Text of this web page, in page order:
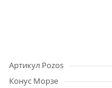
Артикул Pozos
Конус Морзе